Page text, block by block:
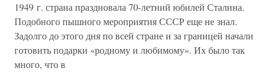
1949 г. страна праздновала 70-летний юбилей Сталина.
Подобного пышного мероприятия СССР еще не знал.
Задолго до этого дня по всей стране и за границей начали
готовить подарки «родному и любимому». Их было так
много, что в